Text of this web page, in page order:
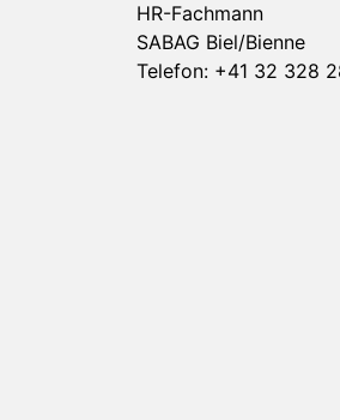
HR-Fachmann
SABAG Biel/Bienne
Telefon: +41 32 328